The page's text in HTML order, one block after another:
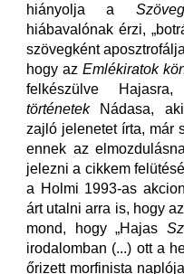
hiányolja a
hiábavalónak érzi,
szövegként
hogy az Emlékiratok
felkészülve
történetekNádasa, aki
zajló jelenetet írta, már
ennek az
jelezni a cikkem
a Holmi 1993-as
árt utalni arra is, hogy
mond, hogy „Hajas
irodalomban (...) ott a
őrizett morfinista